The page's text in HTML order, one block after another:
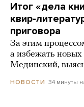
Итог «дела
квир-
приговора
За этим
а избежать
Мединский,
НОВОСТИ 34 минуты